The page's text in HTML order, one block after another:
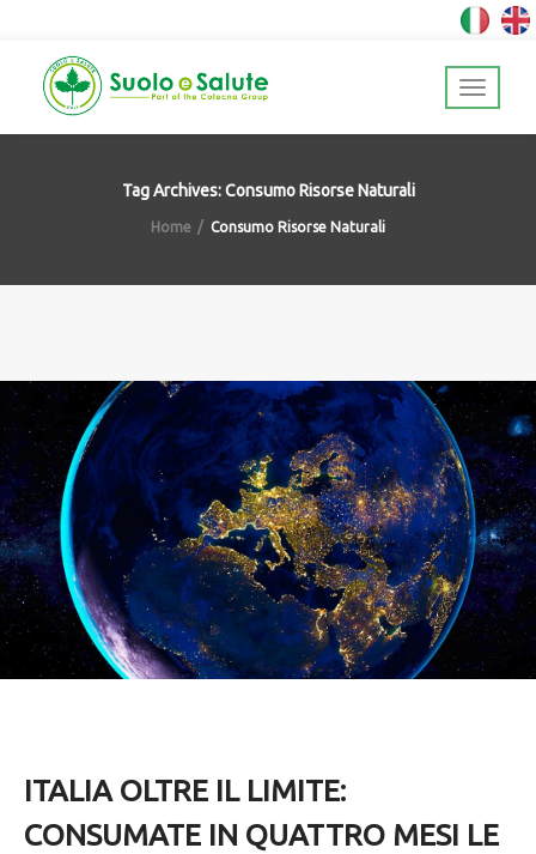
Tag Archives: Consumo Risorse Naturali
Home Consumo Risorse Naturali
ITALIA OLTRE IL LIMITE:
CONSUMATE IN QUATTRO MESI LE